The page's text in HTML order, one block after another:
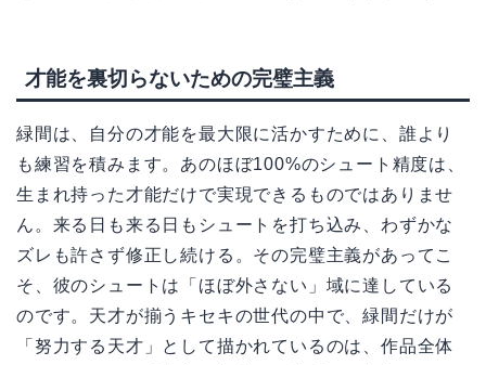
才能を裏切らないための完璧主義
緑間は、自分の才能を最大限に活かすために、誰より
も練習を積みます。あのほぼ100%のシュート精度は、
生まれ持った才能だけで実現できるものではありませ
ん。来る日も来る日もシュートを打ち込み、わずかな
ズレも許さず修正し続ける。その完璧主義があってこ
そ、彼のシュートは「ほぼ外さない」域に達している
のです。天才が揃うキセキの世代の中で、緑間だけが
「努力する天才」として描かれているのは、作品全体